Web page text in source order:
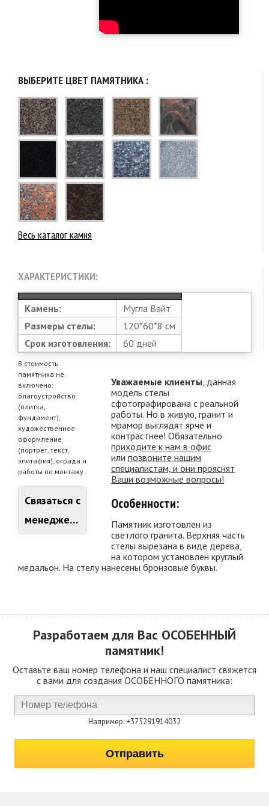
ВЫБЕРИТЕ ЦВЕТ ПАМЯТНИКА :
Весь каталог камня
ХАРАКТЕРИСТИКИ:
Камень:
Мугла Вайт
Размеры стелы:
120*60*8 см
Срок изготовления:
60 дней
В стоимость
памятника не
включено:
благоустройство
(плитка,
фундамент),
художественное
оформление
(портрет, текст,
эпитафия), ограда и
работы по монтажу.
Связаться с
менеджером
Уважаемые клиенты , данная
модель стелы
сфотографирована с реальной
работы. Но в живую, гранит и
мрамор выглядят ярче и
контрастнее! Обязательно
приходите к нам в офис
илипозвоните нашим
специалистам, и они прояснят
Ваши возможные вопросы!
Особенности:
Памятник изготовлен из
светлого гранита. Верхняя часть
стелы вырезана в виде дерева,
на котором установлен круглый
медальон. На стелу нанесены бронзовые буквы.
Разработаем для Вас ОСОБЕННЫЙ
памятник!
Оставьте ваш номер телефона и наш специалист свяжется
с вами для создания ОСОБЕННОГО памятника:
Например: +375291914032